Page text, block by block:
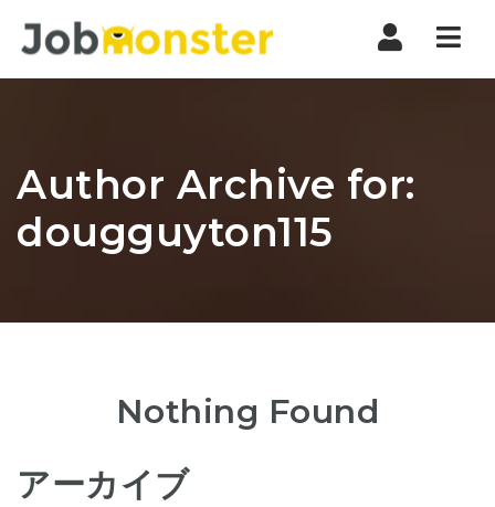
Author Archive for:
dougguyton115
Nothing Found
アーカイブ